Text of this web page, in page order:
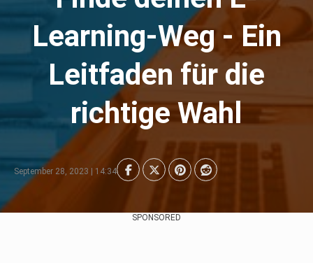
Learning-Weg - Ein
Leitfaden für die
richtige Wahl
September 28, 2023 | 14:34
SPONSORED